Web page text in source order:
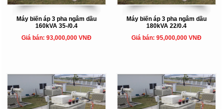
Máy biến áp 3 pha ngâm dầu
160kVA 35-/0.4
Giá bán: 93,000,000 VNĐ
Máy biến áp 3 pha ngâm dầu
180kVA 22/0.4
Giá bán: 95,000,000 VNĐ